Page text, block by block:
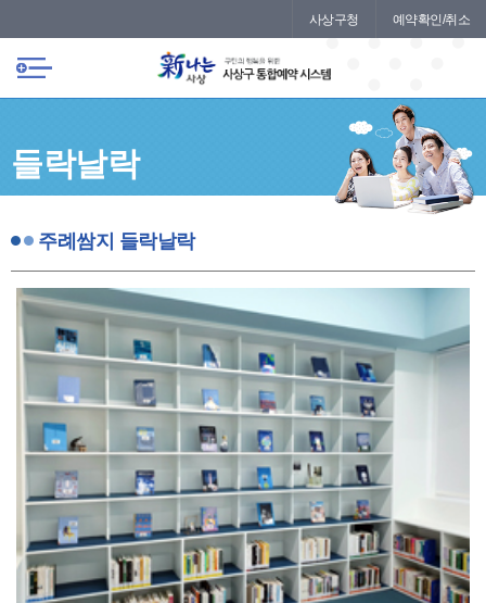
사상구청 예약확인/취소
들락날락
주례쌈지 들락날락
주례쌈지 들락날락